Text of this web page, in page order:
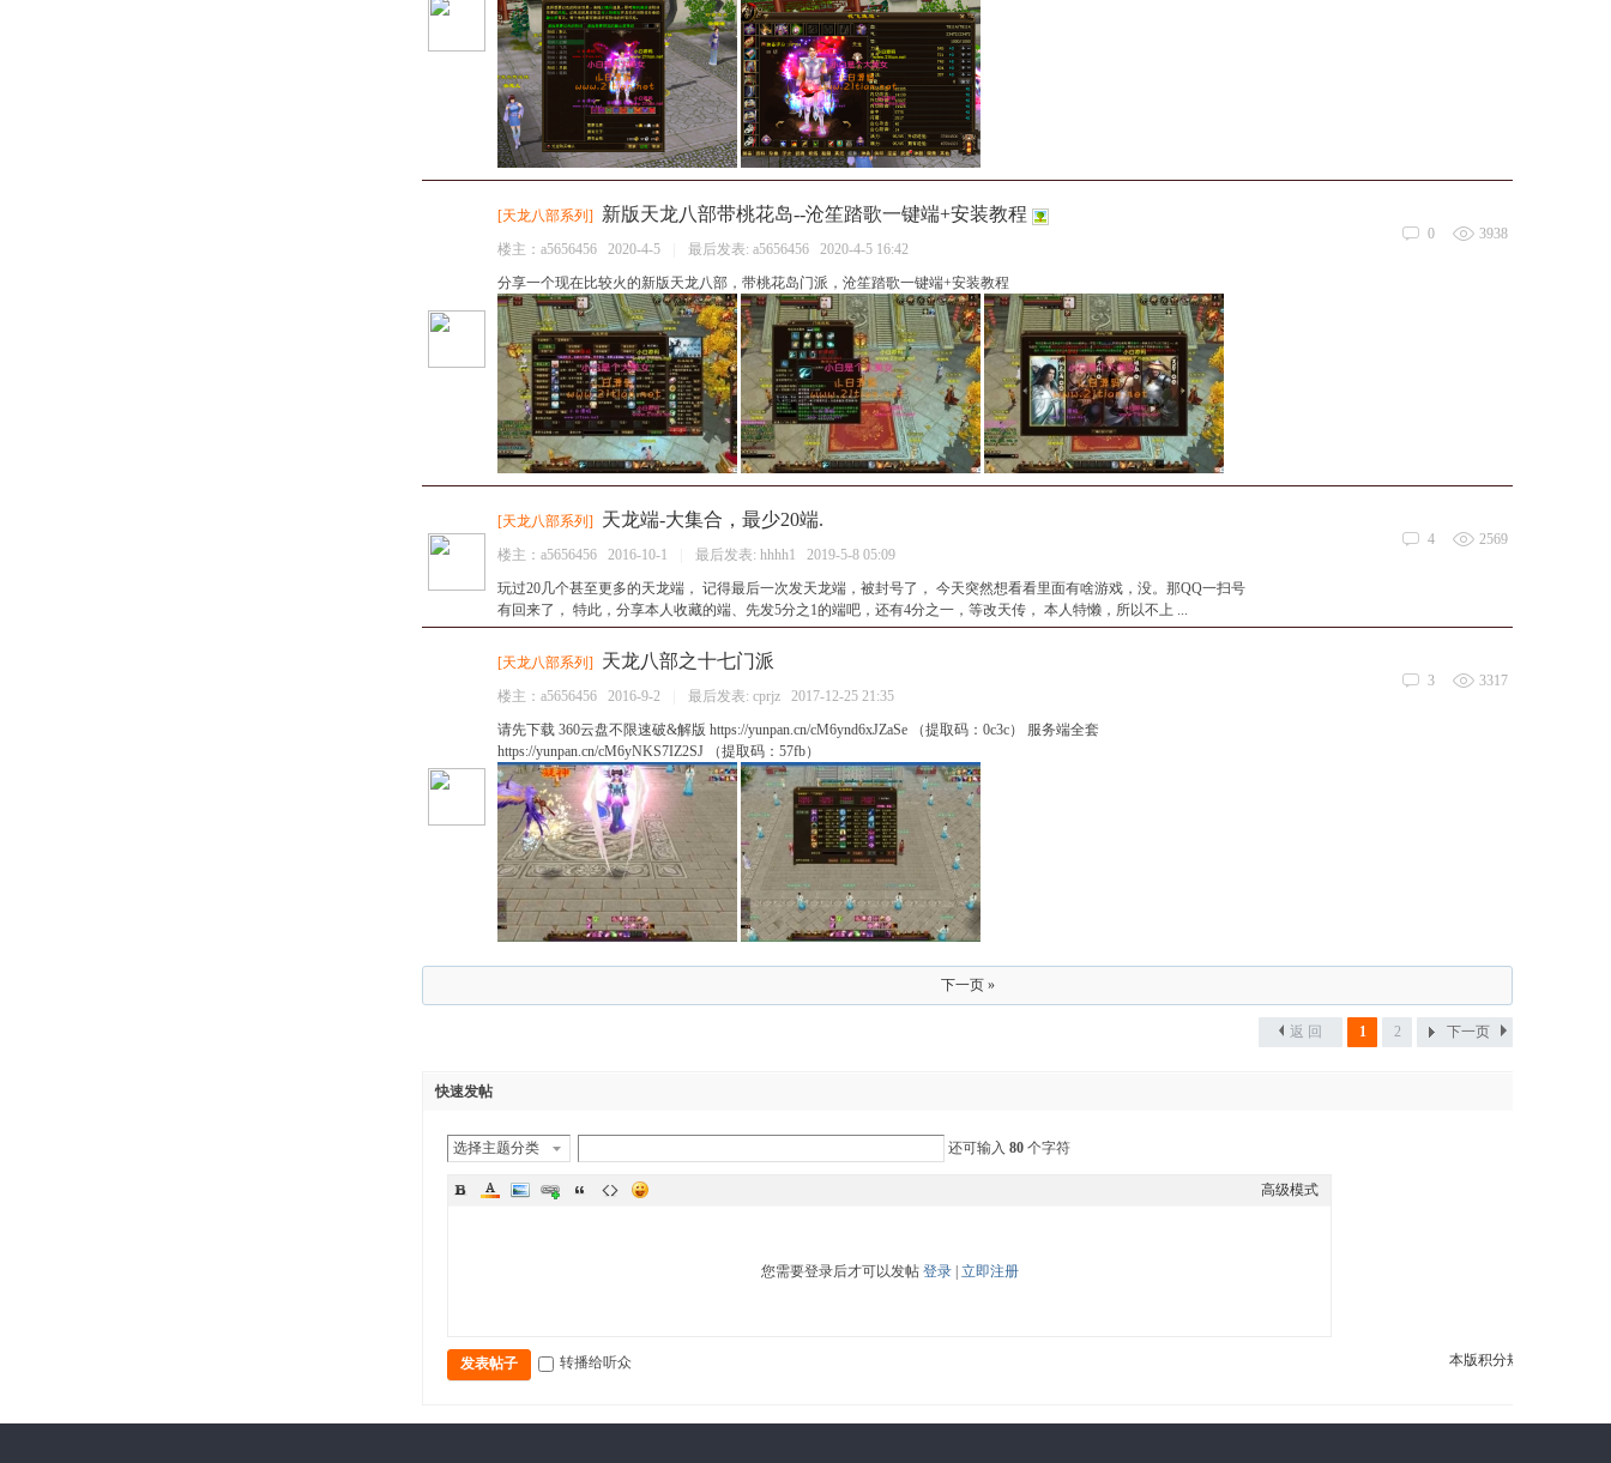
[天龙八部系列] 新版天龙八部带桃花岛--沧笙踏歌一键端+安装教程
楼主： a5656456 2020-4-5 最后发表: a5656456
2020-4-5 16:42
分享一个现在比较火的新版天龙八部，带桃花岛门派，沧笙踏歌一键端+安装教程
0 3938
[天龙八部系列] 天龙端-大集合，最少20端.
楼主： a5656456 2016-10-1 最后发表: hhhh1
2019-5-8 05:09
玩过20几个甚至更多的天龙端， 记得最后一次发天龙端，被封号了， 今天突然想看看里面有啥游戏，没。那QQ一扫号
有回来了， 特此，分享本人收藏的端、先发5分之1的端吧，还有4分之一，等改天传， 本人特懒，所以不上 ...
4 2569
[天龙八部系列] 天龙八部之十七门派
楼主： a5656456 2016-9-2 最后发表: cprjz
2017-12-25 21:35
请先下载 360云盘不限速破&解版 https://yunpan.cn/cM6ynd6xJZaSe （提取码：0c3c） 服务端全套
https://yunpan.cn/cM6yNKS7IZ2SJ （提取码：57fb）
3 3317
下一页 »
1 2 下一页
返 回
快速发帖
选择主题分类 还可输入 80 个字符
高级模式
您需要登录后才可以发帖 登录| 立即注册
本版积分规则
发表帖子 转播给听众